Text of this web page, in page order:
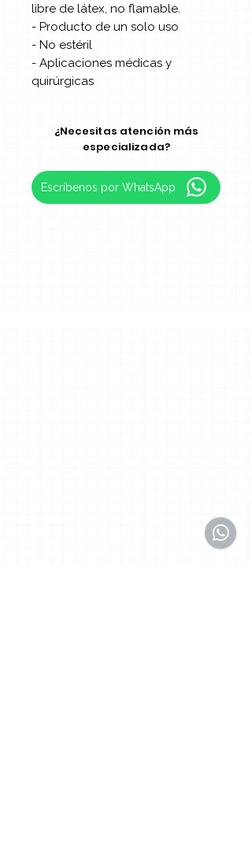
libre de látex, no flamable.
- Producto de un solo uso
- No estéril
- Aplicaciones médicas y
quirúrgicas
¿Necesitas atención más
especializada?
Escríbenos por WhatsApp